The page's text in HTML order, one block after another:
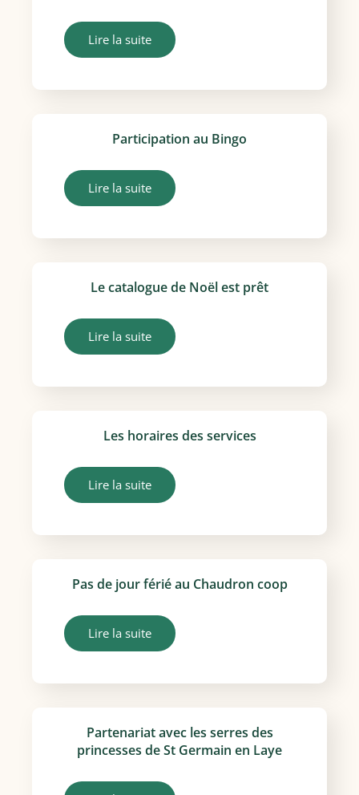
Lire la suite
Participation au Bingo
Lire la suite
Le catalogue de Noël est prêt
Lire la suite
Les horaires des services
Lire la suite
Pas de jour férié au Chaudron coop
Lire la suite
Partenariat avec les serres des
princesses de St Germain en Laye